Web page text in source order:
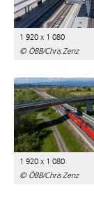
1 920 x 1 080
© ÖBB/Chris Zenz
1 920 x 1 080
© ÖBB/Chris Zenz